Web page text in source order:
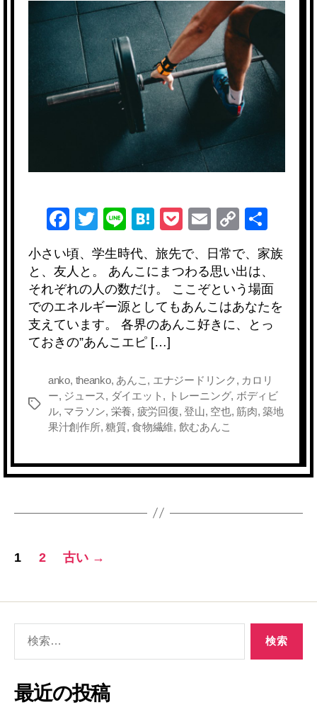
F
a
c
e
b
o
o
k
T
wi
tt
er
Li
n
e
H
at
e
n
a
P
ck
et
E
m
ail
C
p
y
Li
n
共
有
小さい頃、学生時代、旅先で、日常で、家族
と、友人と。 あんこにまつわる思い出は、
それぞれの人の数だけ。 ここぞという場面
でのエネルギー源としてもあんこはあなたを
支えています。 各界のあんこ好きに、とっ
ておきの”あんこエピ […]
タ
anko, theanko, あんこ , エナジードリンク , カロリ
ー, ジュース, ダイエット , トレーニング, ボディビ
ル, マラソン, 栄養, 疲労回復,登山, 空也, 筋肉,築地
果汁創作所,糖質,食物繊維, 飲むあんこ
投
ナ
ビ
ゲ
ー
1 2 古い →
象:
最近の投稿